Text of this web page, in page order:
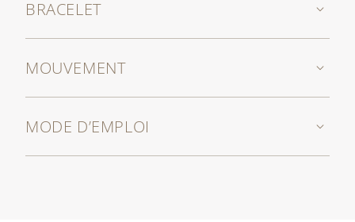
BRACELET
MOUVEMENT
MODE D’EMPLOI